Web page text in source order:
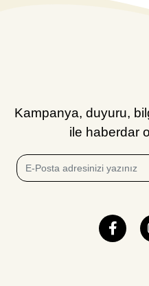
Kampanya, duyuru,
ile haberdar